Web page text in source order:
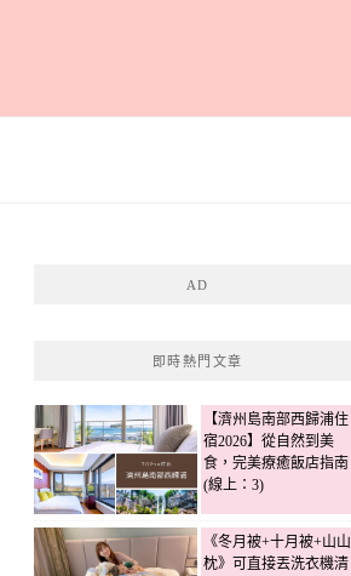
AD
即時熱門文章
【濟州島南部西歸浦住
宿2026】從自然到美
食，完美療癒飯店指南
(線上：3)
《冬月被+十月被+山山
枕》可直接丟洗衣機清